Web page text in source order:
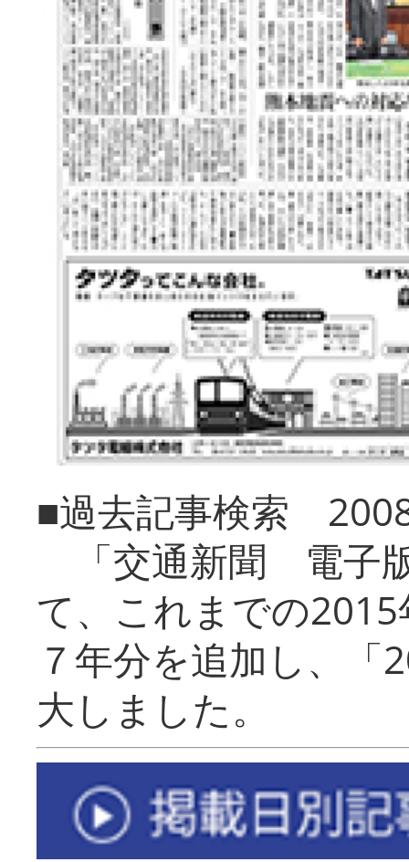
■過去記事検索
「交通新聞 電子
て、これまでの
７年分を追加し、「
大しまし